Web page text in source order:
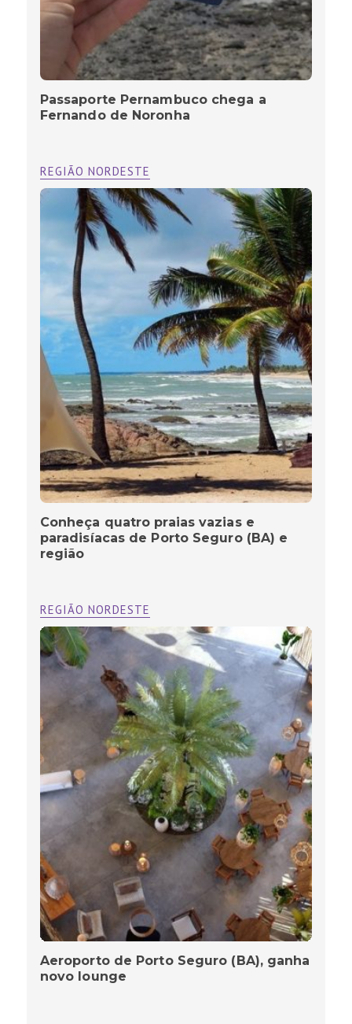
Passaporte Pernambuco chega a
Fernando de Noronha
REGIÃO NORDESTE
Conheça quatro praias vazias e
paradisíacas de Porto Seguro (BA) e
região
REGIÃO NORDESTE
Aeroporto de Porto Seguro (BA), ganha
novo lounge